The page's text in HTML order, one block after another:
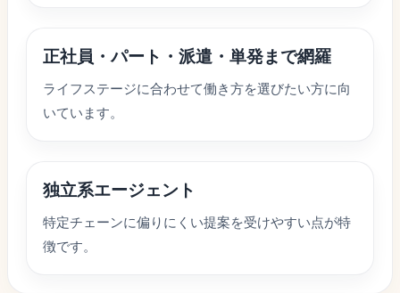
正社員・パート・派遣・単発まで網羅
ライフステージに合わせて働き方を選びたい方に向
いています。
独立系エージェント
特定チェーンに偏りにくい提案を受けやすい点が特
徴です。